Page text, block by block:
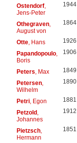
Ostendorf,
Jens-Peter
1944
Othegraven,
August von
1864
Otte, Hans 1926
Papandopoulo,
Boris
1906
Peters , Max 1849
Petersen,
Wilhelm
1890
Petri, Egon 1881
Petzold,
Johannes
1912
Pietzsch,
Hermann
1851